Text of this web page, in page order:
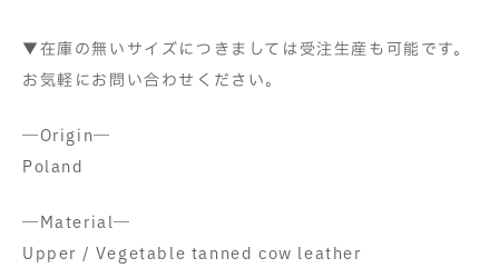
▼在庫の無いサイズにつきましては受注生産も可能です。
お気軽にお問い合わせください。
―Origin―
Poland
―Material―
Upper / Vegetable tanned cow leather